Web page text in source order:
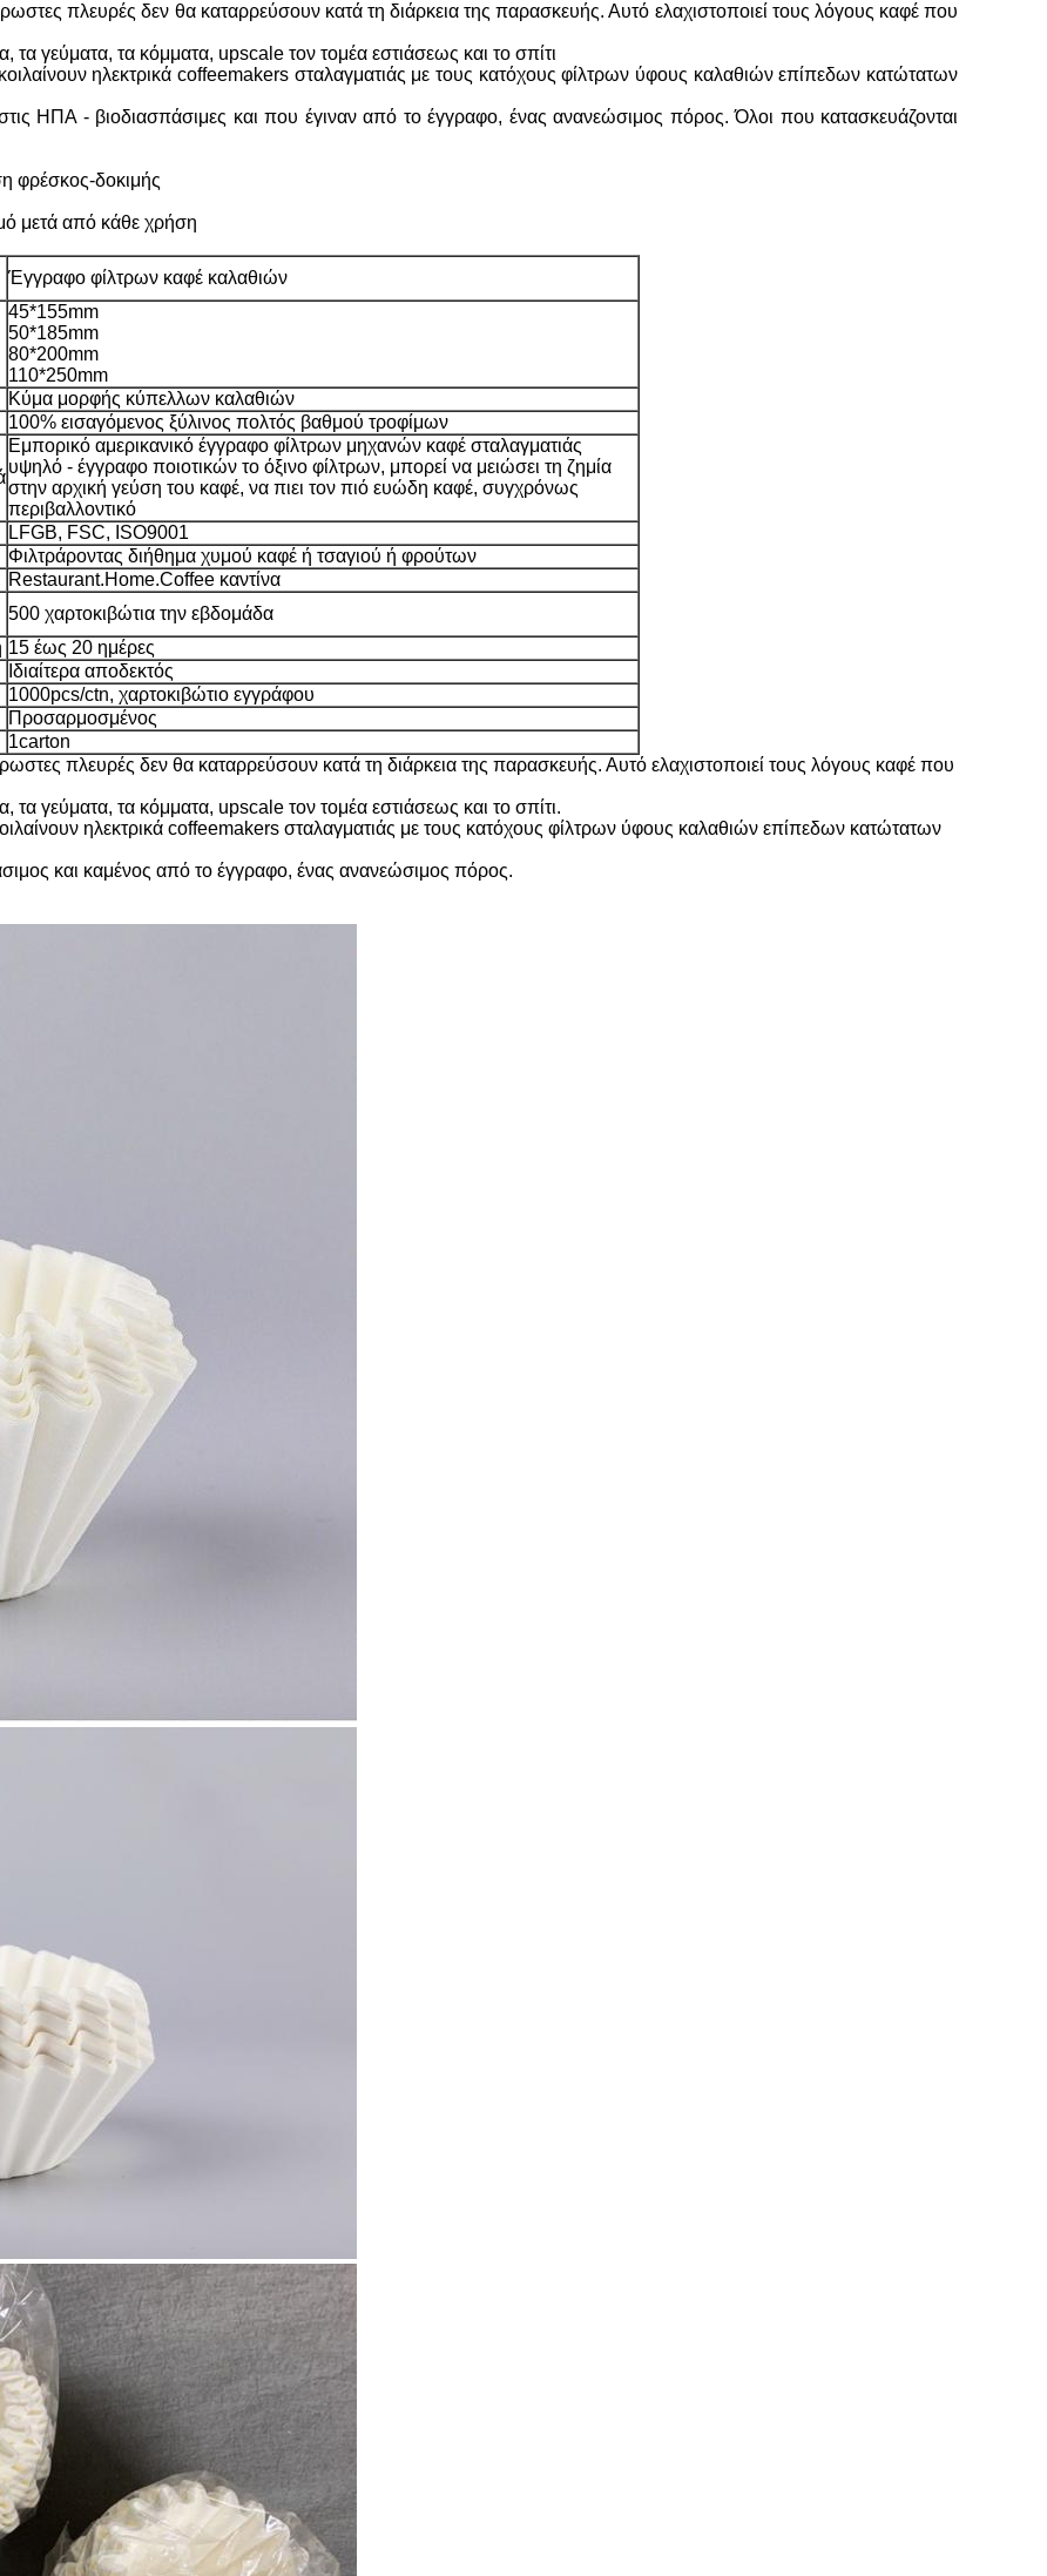
πλευρές δεν θα καταρρεύσουν κατά τη διάρκεια της παρασκευής. Αυτό ελαχιστοποιεί τους λόγους καφέ που
τα γεύματα, τα κόμματα, upscale τον τομέα εστιάσεως και το σπίτι
ηλεκτρικά coffeemakers σταλαγματιάς με τους κατόχους φίλτρων ύφους καλαθιών επίπεδων κατώτατων
ΗΠΑ - βιοδιασπάσιμες και που έγιναν από το έγγραφο, ένας ανανεώσιμος πόρος. Όλοι που κατασκευάζονται
φρέσκος-δοκιμής
μετά από κάθε χρήση
Έγγραφο φίλτρων καφέ καλαθιών
45*155mm
50*185mm
80*200mm
110*250mm
Κύμα μορφής κύπελλων καλαθιών
100% εισαγόμενος ξύλινος πολτός βαθμού τροφίμων
Εμπορικό αμερικανικό έγγραφο φίλτρων μηχανών καφέ σταλαγματιάς
υψηλό - έγγραφο ποιοτικών το όξινο φίλτρων, μπορεί να μειώσει τη ζημία
στην αρχική γεύση του καφέ, να πιει τον πιό ευώδη καφέ, συγχρόνως
περιβαλλοντικό
LFGB, FSC, ISO9001
Φιλτράροντας διήθημα χυμού καφέ ή τσαγιού ή φρούτων
Restaurant.Home.Coffee καντίνα
500 χαρτοκιβώτια την εβδομάδα
15 έως 20 ημέρες
Ιδιαίτερα αποδεκτός
1000pcs/ctn, χαρτοκιβώτιο εγγράφου
Προσαρμοσμένος
1carton
πλευρές δεν θα καταρρεύσουν κατά τη διάρκεια της παρασκευής. Αυτό ελαχιστοποιεί τους λόγους καφέ που
τα γεύματα, τα κόμματα, upscale τον τομέα εστιάσεως και το σπίτι.
ηλεκτρικά coffeemakers σταλαγματιάς με τους κατόχους φίλτρων ύφους καλαθιών επίπεδων κατώτατων
και καμένος από το έγγραφο, ένας ανανεώσιμος πόρος.